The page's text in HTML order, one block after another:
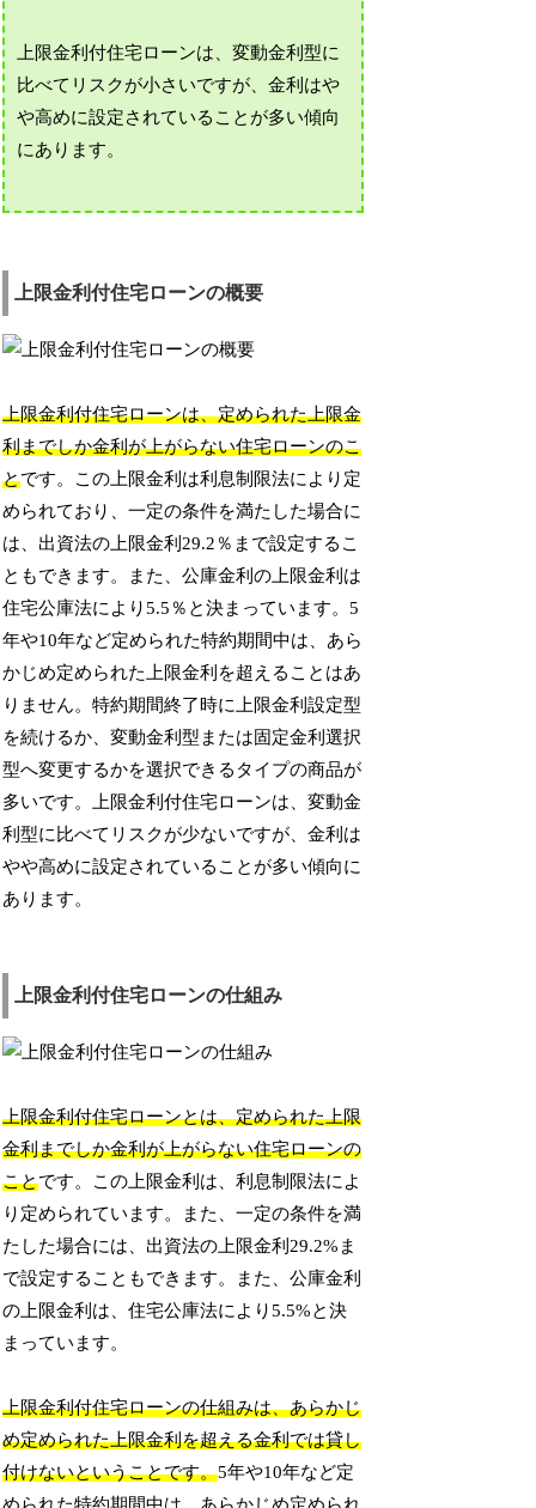
上限金利付住宅ローンは、変動金利型に
比べてリスクが小さいですが、金利はや
や高めに設定されていることが多い傾向
にあります。
上限金利付住宅ローンの概要
上限金利付住宅ローンは、定められた上限金
利までしか金利が上がらない住宅ローンのこ
とです。この上限金利は利息制限法により定
められており、一定の条件を満たした場合に
は、出資法の上限金利29.2％まで設定するこ
ともできます。また、公庫金利の上限金利は
住宅公庫法により5.5％と決まっています。5
年や10年など定められた特約期間中は、あら
かじめ定められた上限金利を超えることはあ
りません。特約期間終了時に上限金利設定型
を続けるか、変動金利型または固定金利選択
型へ変更するかを選択できるタイプの商品が
多いです。上限金利付住宅ローンは、変動金
利型に比べてリスクが少ないですが、金利は
やや高めに設定されていることが多い傾向に
あります。
上限金利付住宅ローンの仕組み
上限金利付住宅ローンとは、定められた上限
金利までしか金利が上がらない住宅ローンの
ことです。この上限金利は、利息制限法によ
り定められています。また、一定の条件を満
たした場合には、出資法の上限金利29.2%ま
で設定することもできます。また、公庫金利
の上限金利は、住宅公庫法により5.5%と決
まっています。
上限金利付住宅ローンの仕組みは、あらかじ
め定められた上限金利を超える金利では貸し
付けないということです。5年や10年など定